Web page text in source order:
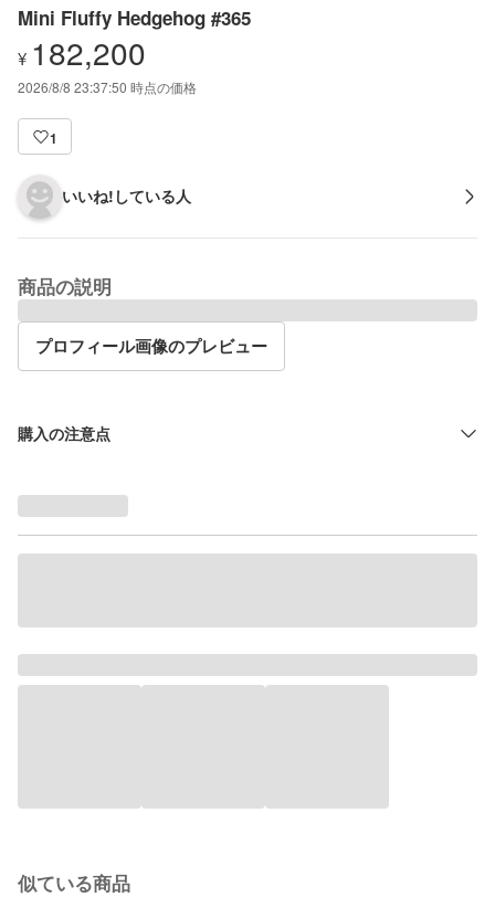
Mini Fluffy Hedgehog #365
¥ 182,200
2026/8/8 23:37:50 時点の価格
1
いいね!している人
商品の説明
プロフィール画像のプレビュー
購入の注意点
似ている商品